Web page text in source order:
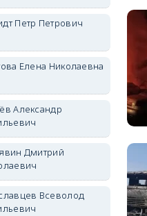
Петр Петрович
Елена Николаевна
Александр
Дмитрий
Всеволод